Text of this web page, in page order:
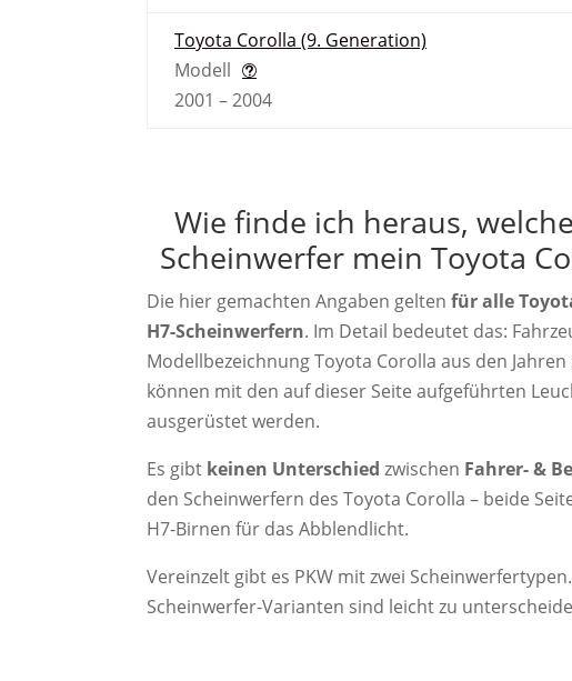
Toyota Corolla (9. Generation)
Modell
2001 – 2004
Wie finde ich heraus,
Scheinwerfer mein Toyota
Die hier gemachten Angaben gelten für alle
H7-Scheinwerfern. Im Detail bedeutet das:
Modellbezeichnung Toyota Corolla aus den Jahren
können mit den auf dieser Seite aufgeführten
ausgerüstet werden.
Es gibt keinen Unterschied zwischen Fahrer- &
den Scheinwerfern des Toyota Corolla – beide
H7-Birnen für das Abblendlicht.
Vereinzelt gibt es PKW mit zwei
Scheinwerfer-Varianten sind leicht zu